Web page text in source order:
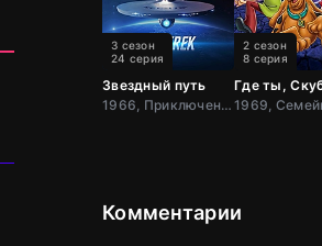
Звездный путь
1966, Приключения, Фантастика, Боевик, США
3 сезон
24 серия
Где ты,
2 сезон
8 серия
Комментарии